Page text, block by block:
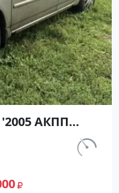
АКПП
Седан
объявление